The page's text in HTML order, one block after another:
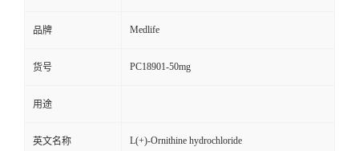
品牌 Medlife
货号 PC18901-50mg
用途
英文名称 L(+)-Ornithine hydrochloride